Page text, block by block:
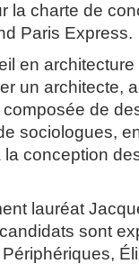
la charte de
Paris Express.
en
un architecte,
de
sociologues,
conception
lauréat
sont